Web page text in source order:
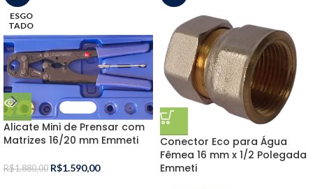
ESGO
TADO
Alicate Mini de Prensar com
Matrizes 16/20 mm Emmeti
R$1.880,00 R$1.590,00
Conector Eco para Água
Fêmea 16 mm x 1/2 Polegada
Emmeti